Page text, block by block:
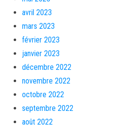
avril 2023
mars 2023
février 2023
janvier 2023
décembre 2022
novembre 2022
octobre 2022
septembre 2022
août 2022